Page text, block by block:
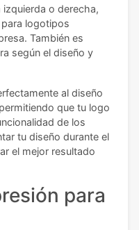
izquierda o derecha,
logotipos
También es
según el diseño y
al diseño
que tu logo
de los
tu diseño durante el
el mejor resultado
para